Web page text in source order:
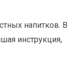
напитков. В
инструкция,